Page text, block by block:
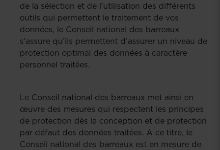
de la sélection et de l’utilisation des différents
outils qui permettent le traitement de vos
données, le Conseil national des barreaux
s’assure qu’ils permettent d’assurer un niveau de
protection optimal des données à caractère
personnel traitées.
Le Conseil national des barreaux met ainsi en
œuvre des mesures qui respectent les principes
de protection dès la conception et de protection
par défaut des données traitées. A ce titre, le
Conseil national des barreaux est en mesure de